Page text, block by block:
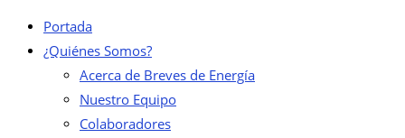
Portada
¿Quiénes Somos?
Acerca de Breves de Energía
Nuestro Equipo
Colaboradores